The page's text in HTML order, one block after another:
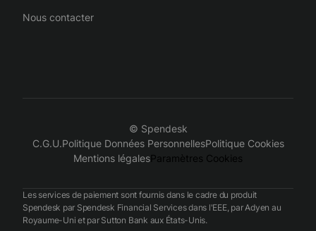
Nous contacter
© Spendesk
C.G.U.Politique Données PersonnellesPolitique Cookies
Mentions légalesParamètres Cookies
Les services de paiement sont fournis dans le cadre du produit
Spendesk par Spendesk Financial Services dans l'EEE, par Adyen au
Royaume-Uni et par Sutton Bank aux États-Unis.